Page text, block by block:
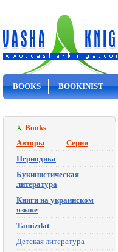
BOOKS BOOKINIST
Books
Авторы
Серии
Периодика
Букинистическая
литература
Книги на украинском
языке
Tamizdat
Детская литература